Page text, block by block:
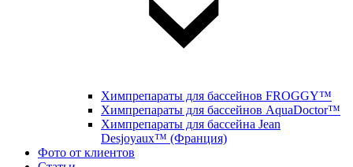
Химпрепараты для бассейнов FROGGY™
Химпрепараты для бассейнов AquaDoctor™
Химпрепараты для бассейна Jean
Desjoyaux™ (Франция)
Фото от клиентов